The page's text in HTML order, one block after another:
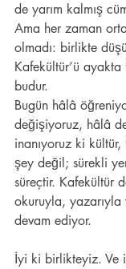
de yarım kalmış
Ama her zaman
olmadı: birlikte
Kafekültür’ü
budur.
Bugün hâlâ
değişiyoruz, hâlâ
inanıyoruz ki
şey değil; sürekli
süreçtir. Kafekültür
okuruyla,
devam ediyor.
İyi ki birlikteyiz. Ve